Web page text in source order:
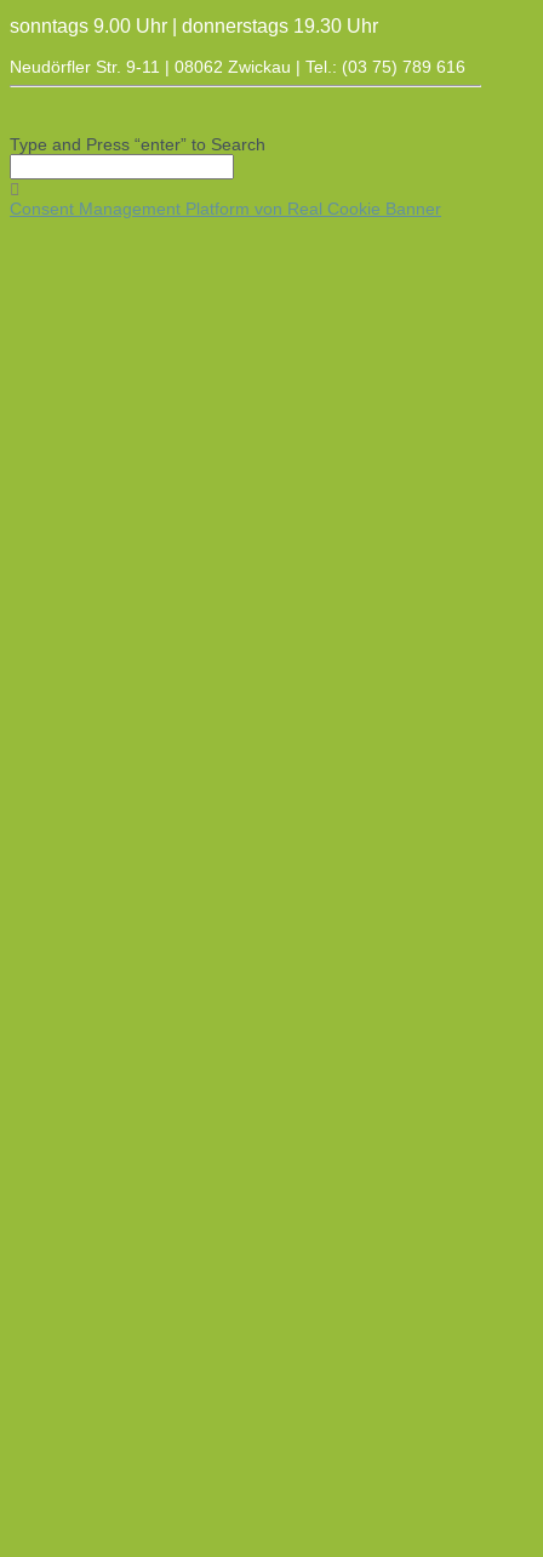
sonntags 9.00 Uhr | donnerstags 19.30 Uhr
Neudörfler Str. 9-11 | 08062 Zwickau | Tel.: (03 75) 789 616
Type and Press “enter” to Search
Consent Management Platform von Real Cookie Banner